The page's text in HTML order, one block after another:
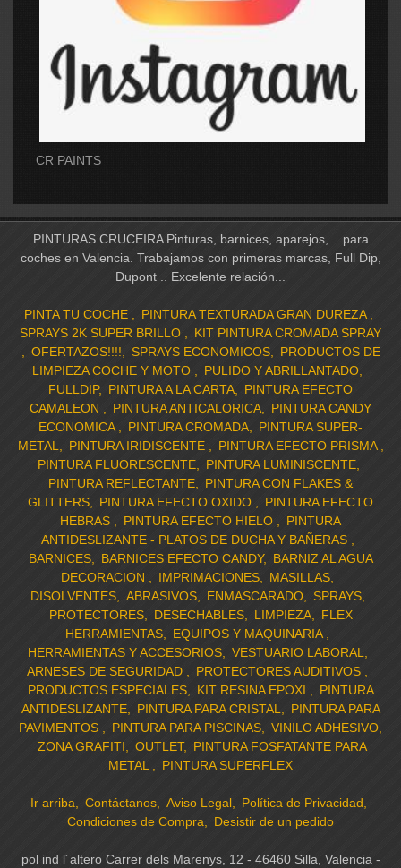
CR PAINTS
PINTURAS CRUCEIRA Pinturas, barnices, aparejos, .. para
coches en Valencia. Trabajamos con primeras marcas, Full Dip,
Dupont .. Excelente relación...
PINTA TU COCHE
PINTURA TEXTURADA GRAN DUREZA
SPRAYS 2K SUPER BRILLO
KIT PINTURA CROMADA SPRAY
OFERTAZOS!!!!
SPRAYS ECONOMICOS
PRODUCTOS DE
LIMPIEZA COCHE Y MOTO
PULIDO Y ABRILLANTADO
FULLDIP
PINTURA A LA CARTA
PINTURA EFECTO
CAMALEON
PINTURA ANTICALORICA
PINTURA CANDY
ECONOMICA
PINTURA CROMADA
PINTURA SUPER-
METAL
PINTURA IRIDISCENTE
PINTURA EFECTO PRISMA
PINTURA FLUORESCENTE
PINTURA LUMINISCENTE
PINTURA REFLECTANTE
PINTURA CON FLAKES &
GLITTERS
PINTURA EFECTO OXIDO
PINTURA EFECTO
HEBRAS
PINTURA EFECTO HIELO
PINTURA
ANTIDESLIZANTE - PLATOS DE DUCHA Y BAÑERAS
BARNICES
BARNICES EFECTO CANDY
BARNIZ AL AGUA
DECORACION
IMPRIMACIONES
MASILLAS
DISOLVENTES
ABRASIVOS ENMASCARADO
SPRAYS
PROTECTORES
DESECHABLES LIMPIEZA
FLEX
HERRAMIENTAS
EQUIPOS Y MAQUINARIA
HERRAMIENTAS Y ACCESORIOS
VESTUARIO LABORAL
ARNESES DE SEGURIDAD
PROTECTORES AUDITIVOS
PRODUCTOS ESPECIALES
KIT RESINA EPOXI
PINTURA
ANTIDESLIZANTE
PINTURA PARA CRISTAL
PINTURA PARA
PAVIMENTOS
PINTURA PARA PISCINAS
VINILO ADHESIVO
ZONA GRAFITI
OUTLET
PINTURA FOSFATANTE PARA
METAL
PINTURA SUPERFLEX
Ir arriba Contáctanos Aviso Legal
Política de Privacidad
Condiciones de Compra
Desistir de un pedido
pol ind l´altero Carrer dels Marenys, 12 - 46460 Silla, Valencia -